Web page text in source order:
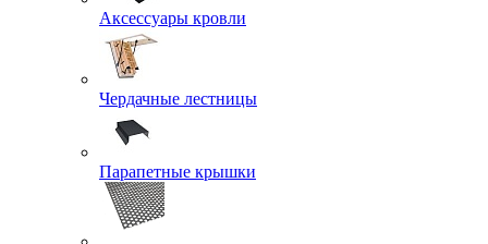
Аксессуары кровли
Чердачные лестницы
Парапетные крышки